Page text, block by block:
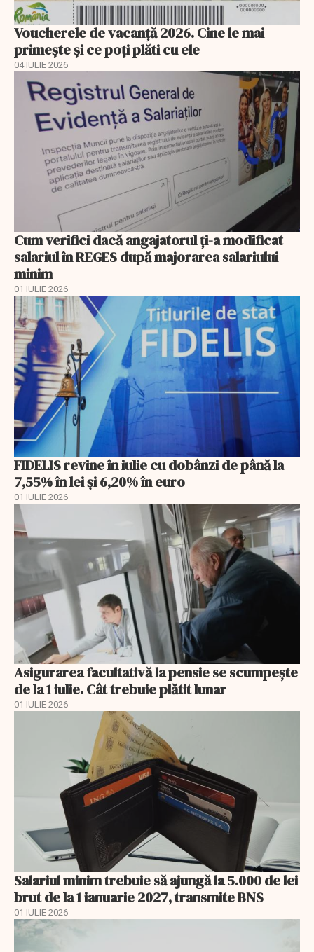
Voucherele de vacanță 2026. Cine le mai
primește și ce poți plăti cu ele
04 IULIE 2026
Cum verifici dacă angajatorul ți-a modificat
salariul în REGES după majorarea salariului
minim
01 IULIE 2026
FIDELIS revine în iulie cu dobânzi de până la
7,55% în lei și 6,20% în euro
01 IULIE 2026
Asigurarea facultativă la pensie se scumpește
de la 1 iulie. Cât trebuie plătit lunar
01 IULIE 2026
Salariul minim trebuie să ajungă la 5.000 de lei
brut de la 1 ianuarie 2027, transmite BNS
01 IULIE 2026